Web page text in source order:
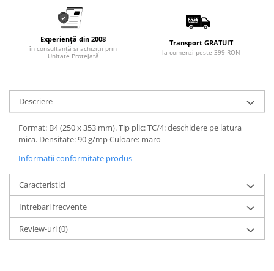
Markere diverse
Tavite documente si suporturi
Ascutitori, radiere, agrafe
Foarfece pentru birou
Curatenie si igiena
Articole pentru baie
Articole pentru bucatarie
Maturi, mopuri si galeti
Experiență din 2008
în consultanță și achiziții prin
Unitate Protejată
Transport GRATUIT
la comenzi peste 399 RON
Descriere
Format: B4 (250 x 353 mm). Tip plic: TC/4: deschidere pe latura
mica. Densitate: 90 g/mp Culoare: maro
Informatii conformitate produs
Caracteristici
Intrebari frecvente
Review-uri(0)